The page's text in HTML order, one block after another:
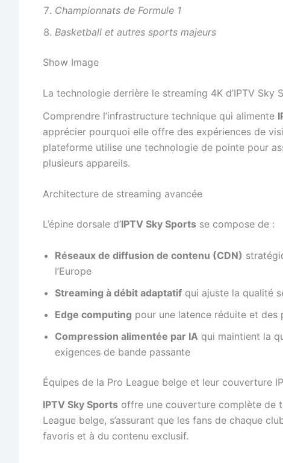
Championnats de Formule 1
Basketball et autres sports majeurs
Show Image
La technologie derrière le streaming 4K d’IPTV Sky
Comprendre l’infrastructure technique qui alimente
apprécier pourquoi elle offre des expériences de
plateforme utilise une technologie de pointe pour
plusieurs appareils.
Architecture de streaming avancée
L’épine dorsale d’IPTV Sky Sports se compose de :
Réseaux de diffusion de contenu (CDN)
l’Europe
Streaming à débit adaptatif qui ajuste la qualité
Edge computing pour une latence réduite et des
Compression alimentée par IA qui maintient la
exigences de bande passante
Équipes de la Pro League belge et leur couverture
IPTV Sky Sports offre une couverture complète de
League belge, s’assurant que les fans de chaque
favoris et à du contenu exclusif.